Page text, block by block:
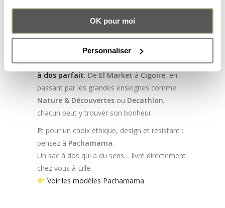
OK pour moi
Personnaliser
LILLE
Que vous soyez étudiant en mobilité, citadin
branché ou amateur de produits durables,
Lille regorge d’adresses pour trouver lesac
à dos parfait. De El Market à Cigoire, en
passant par les grandes enseignes comme
Nature & Découvertes ou Decathlon,
chacun peut y trouver son bonheur.
Et pour un choix éthique, design et résistant :
pensez à Pachamama.
Un sac à dos qui a du sens… livré directement
chez vous à Lille.
Voir les modèles Pachamama